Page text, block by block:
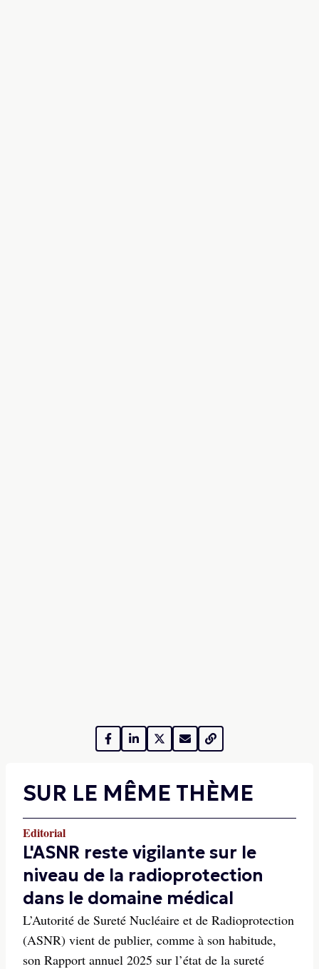
SUR LE MÊME THÈME
Editorial
L'ASNR reste vigilante sur le
niveau de la radioprotection
dans le domaine médical
L’Autorité de Sureté Nucléaire et de Radioprotection
(ASNR) vient de publier, comme à son habitude,
son Rapport annuel 2025 sur l’état de la sureté